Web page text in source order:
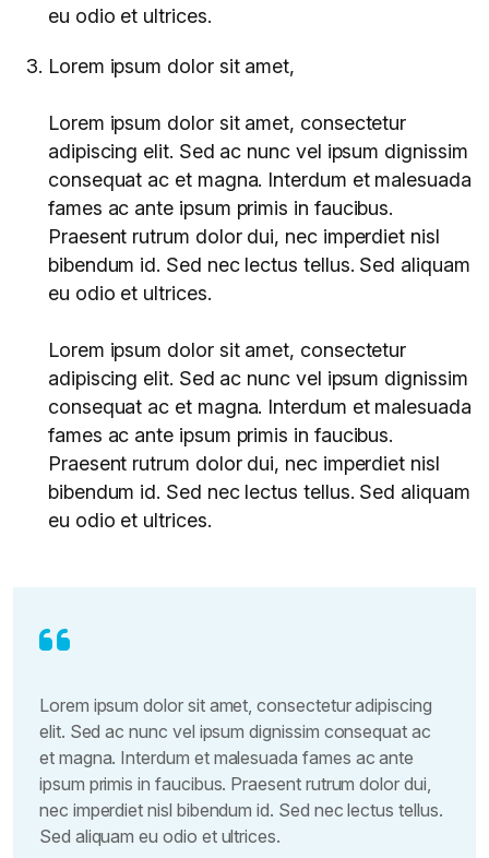
eu odio et ultrices.
Lorem ipsum dolor sit amet,
Lorem ipsum dolor sit amet, consectetur
adipiscing elit. Sed ac nunc vel ipsum dignissim
consequat ac et magna. Interdum et malesuada
fames ac ante ipsum primis in faucibus.
Praesent rutrum dolor dui, nec imperdiet nisl
bibendum id. Sed nec lectus tellus. Sed aliquam
eu odio et ultrices.
Lorem ipsum dolor sit amet, consectetur
adipiscing elit. Sed ac nunc vel ipsum dignissim
consequat ac et magna. Interdum et malesuada
fames ac ante ipsum primis in faucibus.
Praesent rutrum dolor dui, nec imperdiet nisl
bibendum id. Sed nec lectus tellus. Sed aliquam
eu odio et ultrices.
Lorem ipsum dolor sit amet, consectetur adipiscing
elit. Sed ac nunc vel ipsum dignissim consequat ac
et magna. Interdum et malesuada fames ac ante
ipsum primis in faucibus. Praesent rutrum dolor dui,
nec imperdiet nisl bibendum id. Sed nec lectus tellus.
Sed aliquam eu odio et ultrices.